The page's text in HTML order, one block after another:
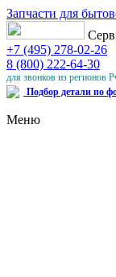
Запчасти для
+7 (495) 278-02-26
8 (800) 222-64-30
для звонков из регионов
Подбор детали по
Меню